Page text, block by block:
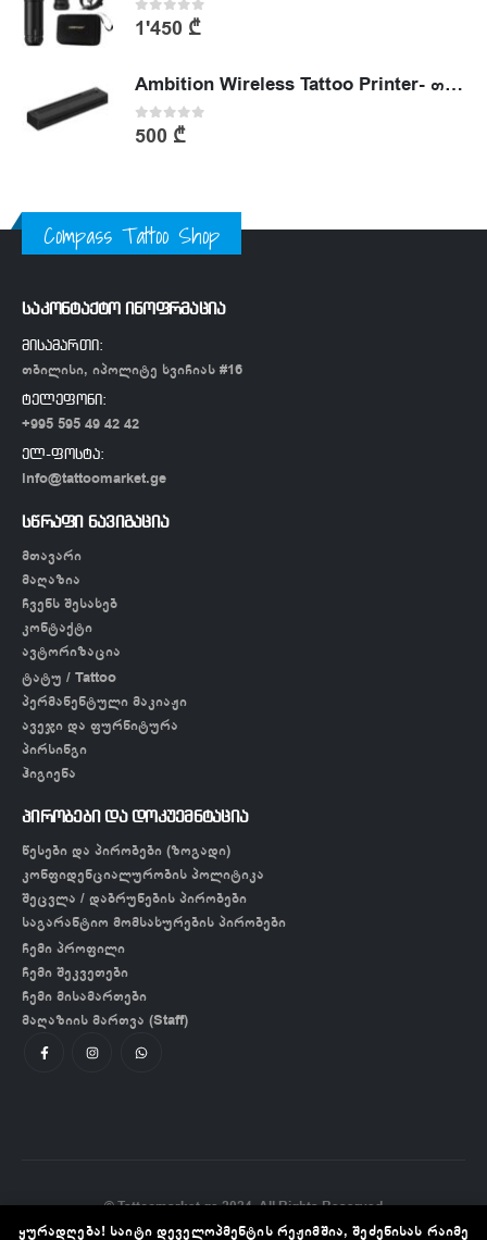
0out of 5
1'450 ₾
Ambition Wireless Tattoo Printer- თერმული პრინტერი
0out of 5
500 ₾
Compass Tattoo Shop
საკონტაქტო ინოფრმაცია
მისამართი:
თბილისი, იპოლიტე ხვიჩიას #16
ტელეფონი:
+995 595 49 42 42
ელ-ფოსტა:
info@tattoomarket.ge
სწრაფი ნავიგაცია
მთავარი
მაღაზია
ჩვენს შესახებ
კონტაქტი
ავტორიზაცია
ტატუ / Tattoo
პერმანენტული მაკიაჟი
ავეჯი და ფურნიტურა
პირსინგი
ჰიგიენა
პირობები და დოკუემნტაცია
წესები და პირობები (ზოგადი)
კონფიდენციალურობის პოლიტიკა
შეცვლა / დაბრუნების პირობები
საგარანტიო მომსახურების პირობები
ჩემი პროფილი
ჩემი შეკვეთები
ჩემი მისამართები
მაღაზიის მართვა (Staff)
© Tattoomarket.ge 2024. All Rights Reserved
ყურადღება! საიტი დეველოპმენტის რეჟიმშია, შეძენისას რაიმე